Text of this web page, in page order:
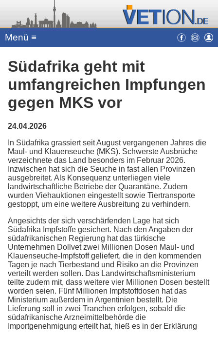
Menü ≡
Südafrika geht mit
umfangreichen Impfungen
gegen MKS vor
24.04.2026
In Südafrika grassiert seit August vergangenen Jahres die
Maul- und Klauenseuche (MKS). Schwerste Ausbrüche
verzeichnete das Land besonders im Februar 2026.
Inzwischen hat sich die Seuche in fast allen Provinzen
ausgebreitet. Als Konsequenz unterliegen viele
landwirtschaftliche Betriebe der Quarantäne. Zudem
wurden Viehauktionen eingestellt sowie Tiertransporte
gestoppt, um eine weitere Ausbreitung zu verhindern.
Angesichts der sich verschärfenden Lage hat sich
Südafrika Impfstoffe gesichert. Nach den Angaben der
südafrikanischen Regierung hat das türkische
Unternehmen Dollvet zwei Millionen Dosen Maul- und
Klauenseuche-Impfstoff geliefert, die in den kommenden
Tagen je nach Tierbestand und Risiko an die Provinzen
verteilt werden sollen. Das Landwirtschaftsministerium
teilte zudem mit, dass weitere vier Millionen Dosen bestellt
worden seien. Fünf Millionen Impfstoffdosen hat das
Ministerium außerdem in Argentinien bestellt. Die
Lieferung soll in zwei Tranchen erfolgen, sobald die
südafrikanische Arzneimittelbehörde die
Importgenehmigung erteilt hat, hieß es in der Erklärung